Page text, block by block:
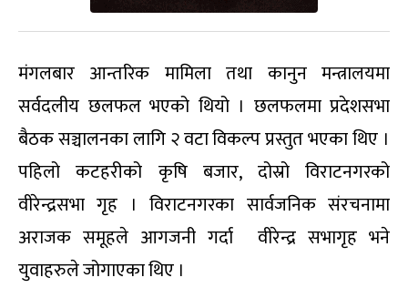
मंगलबार आन्तरिक मामिला तथा कानुन मन्त्रालयमा
सर्वदलीय छलफल भएको थियो । छलफलमा प्रदेशसभा
बैठक सञ्चालनका लागि २ वटा विकल्प प्रस्तुत भएका थिए ।
पहिलो कटहरीको कृषि बजार, दोस्रो विराटनगरको
वीरेन्द्रसभा गृह । विराटनगरका सार्वजनिक संरचनामा
अराजक समूहले आगजनी गर्दा वीरेन्द्र सभागृह भने
युवाहरुले जोगाएका थिए ।